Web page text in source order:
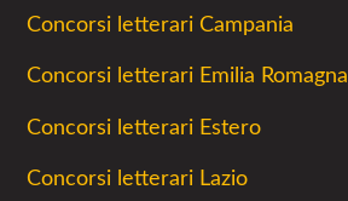
Concorsi letterari Campania
Concorsi letterari Emilia Romagna
Concorsi letterari Estero
Concorsi letterari Lazio